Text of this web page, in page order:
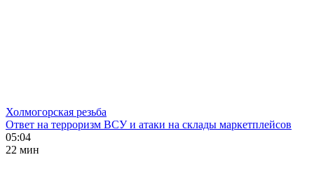
Холмогорская резьба
Ответ на терроризм ВСУ и атаки на склады маркетплейсов
05:04
22 мин